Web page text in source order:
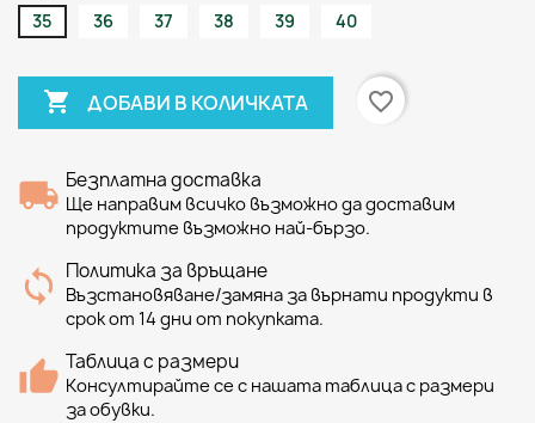
35 36 37 38 39 40
 ДОБАВИ В КОЛИЧКАТА favorite_border
Безплатна доставка
Ще направим всичко възможно да доставим
продуктите възможно най-бързо.
Политика за връщане
Възстановяване/замяна за върнати продукти в
срок от 14 дни от покупката.
Таблица с размери
Консултирайте се с нашата таблица с размери
за обувки.